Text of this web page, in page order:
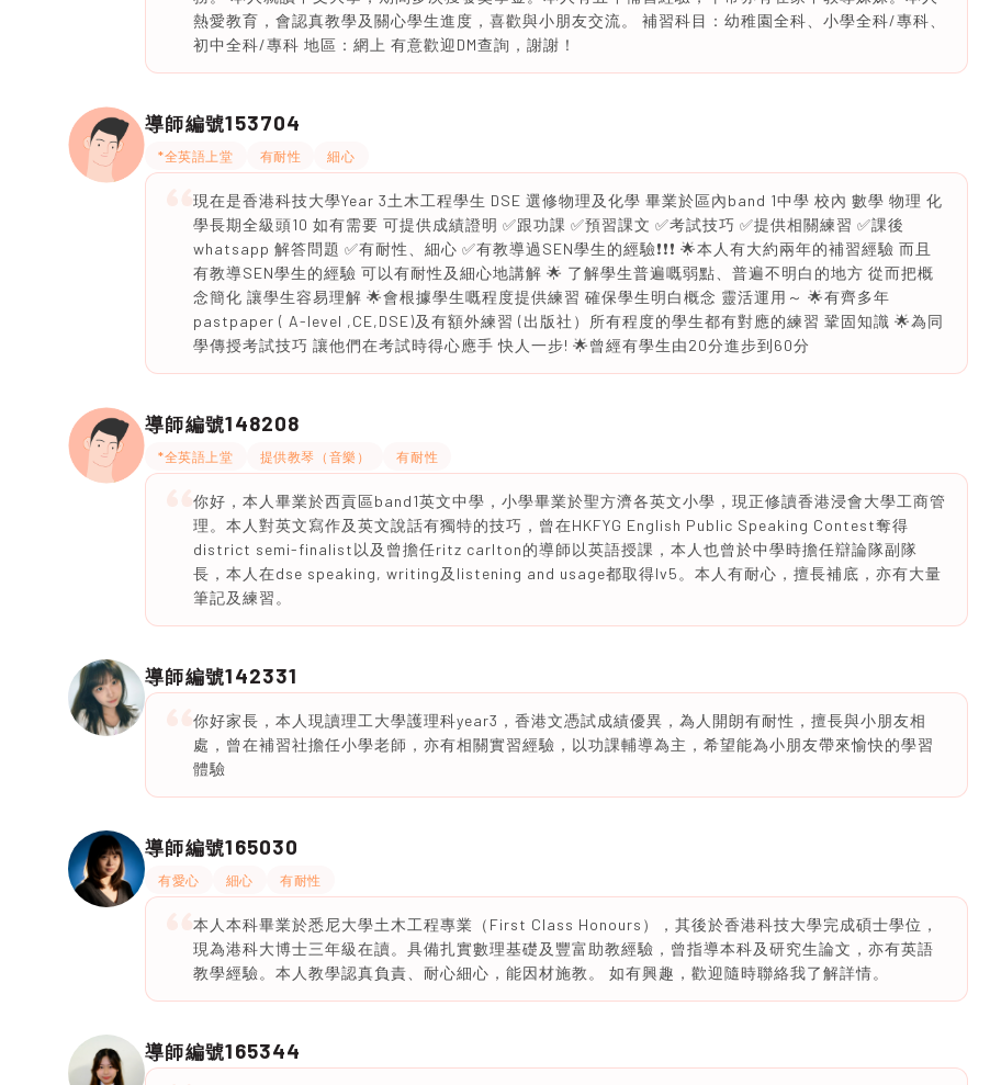
熱愛教育，會認真教學及關心學生進度，喜歡與小朋友交流。 補習科目：幼稚園全科、小學全科/專科、
初中全科/專科 地區：網上 有意歡迎DM查詢，謝謝！
導師編號153704
*全英語上堂 有耐性 細心
現在是香港科技大學Year 3土木工程學生 DSE 選修物理及化學 畢業於區內band 1中學 校內 數學 物理 化
學長期全級頭10 如有需要 可提供成績證明 ✅跟功課 ✅預習課文 ✅考試技巧 ✅提供相關練習 ✅課後
whatsapp 解答問題 ✅有耐性、細心 ✅有教導過SEN學生的經驗❗️❗️❗️ 🌟本人有大約兩年的補習經驗 而且
有教導SEN學生的經驗 可以有耐性及細心地講解 🌟 了解學生普遍嘅弱點、普遍不明白的地方 從而把概
念簡化 讓學生容易理解 🌟會根據學生嘅程度提供練習 確保學生明白概念 靈活運用～ 🌟有齊多年
pastpaper ( A-level ,CE,DSE)及有額外練習 (出版社）所有程度的學生都有對應的練習 鞏固知識 🌟為同
學傳授考試技巧 讓他們在考試時得心應手 快人一步! 🌟曾經有學生由20分進步到60分
導師編號148208
*全英語上堂 提供教琴（音樂） 有耐性
你好，本人畢業於西貢區band1英文中學，小學畢業於聖方濟各英文小學，現正修讀香港浸會大學工商管
理。本人對英文寫作及英文說話有獨特的技巧，曾在HKFYG English Public Speaking Contest奪得
district semi-finalist以及曾擔任ritz carlton的導師以英語授課，本人也曾於中學時擔任辯論隊副隊
長，本人在dse speaking, writing及listening and usage都取得lv5。本人有耐心，擅長補底，亦有大量
筆記及練習。
導師編號142331
你好家長，本人現讀理工大學護理科year3，香港文憑試成績優異，為人開朗有耐性，擅長與小朋友相
處，曾在補習社擔任小學老師，亦有相關實習經驗，以功課輔導為主，希望能為小朋友帶來愉快的學習
體驗
導師編號165030
有愛心 細心 有耐性
本人本科畢業於悉尼大學土木工程專業（First Class Honours），其後於香港科技大學完成碩士學位，
現為港科大博士三年級在讀。具備扎實數理基礎及豐富助教經驗，曾指導本科及研究生論文，亦有英語
教學經驗。本人教學認真負責、耐心細心，能因材施教。 如有興趣，歡迎隨時聯絡我了解詳情。
導師編號165344